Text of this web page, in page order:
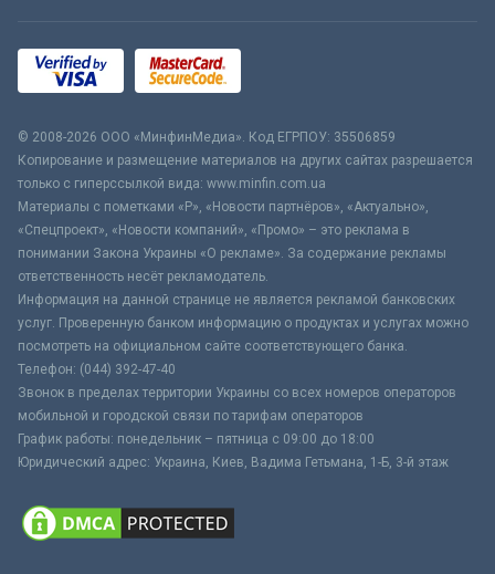
© 2008-2026 ООО «МинфинМедиа». Код ЕГРПОУ: 35506859
Копирование и размещение материалов на других сайтах разрешается
только с гиперссылкой вида: www.minfin.com.ua
Материалы с пометками «Р», «Новости партнёров», «Актуально»,
«Спецпроект», «Новости компаний», «Промо» – это реклама в
понимании Закона Украины «О рекламе». За содержание рекламы
ответственность несёт рекламодатель.
Информация на данной странице не является рекламой банковских
услуг. Проверенную банком информацию о продуктах и услугах можно
посмотреть на официальном сайте соответствующего банка.
Телефон: (044) 392-47-40
Звонок в пределах территории Украины со всех номеров операторов
мобильной и городской связи по тарифам операторов
График работы: понедельник – пятница с 09:00 до 18:00
Юридический адрес: Украина, Киев, Вадима Гетьмана, 1-Б, 3-й этаж